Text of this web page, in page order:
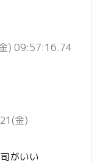
) 09:57:16.74
金)
がいい